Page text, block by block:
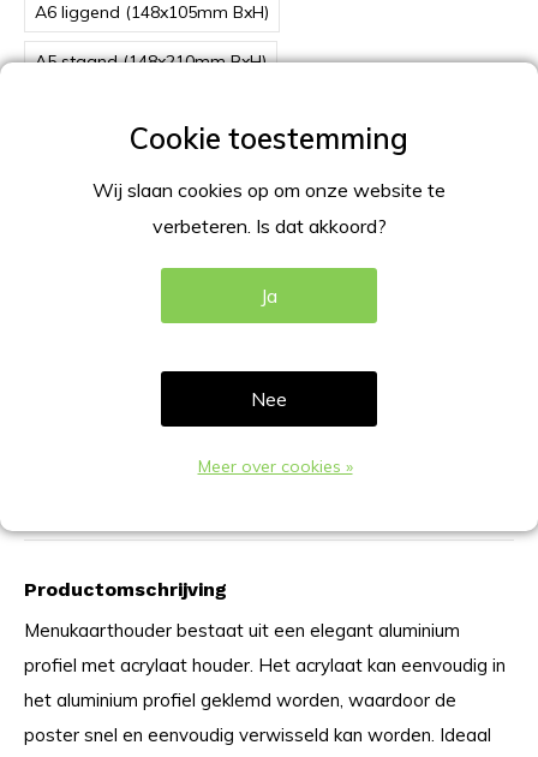
A6 liggend (148x105mm BxH)
A5 staand (148x210mm BxH)
TOEVOEGEN AAN WINKELWAGEN
DIRECT BETALEN
Productomschrijving
Menukaarthouder bestaat uit een elegant aluminium
profiel met acrylaat houder. Het acrylaat kan eenvoudig in
het aluminium profiel geklemd worden, waardoor de
poster snel en eenvoudig verwisseld kan worden. Ideaal
Wij slaan cookies op om onze website te
verbeteren. Is dat akkoord?
Ja
Nee
Meer over cookies »